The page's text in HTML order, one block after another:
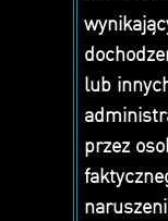
lub
przez